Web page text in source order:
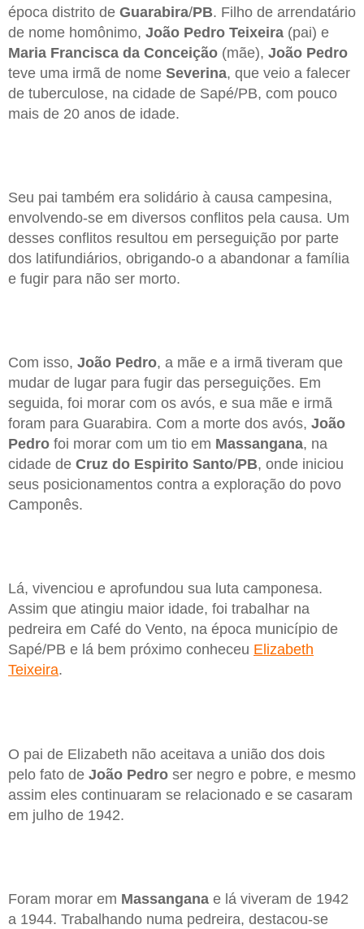
época distrito de Guarabira/PB. Filho de arrendatário
de nome homônimo, João Pedro Teixeira (pai) e
Maria Francisca da Conceição (mãe), João Pedro
teve uma irmã de nome Severina, que veio a falecer
de tuberculose, na cidade de Sapé/PB, com pouco
mais de 20 anos de idade.
Seu pai também era solidário à causa campesina,
envolvendo-se em diversos conflitos pela causa. Um
desses conflitos resultou em perseguição por parte
dos latifundiários, obrigando-o a abandonar a família
e fugir para não ser morto.
Com isso, João Pedro, a mãe e a irmã tiveram que
mudar de lugar para fugir das perseguições. Em
seguida, foi morar com os avós, e sua mãe e irmã
foram para Guarabira. Com a morte dos avós, João
Pedro foi morar com um tio em Massangana, na
cidade de Cruz do Espirito Santo/PB, onde iniciou
seus posicionamentos contra a exploração do povo
Camponês.
Lá, vivenciou e aprofundou sua luta camponesa.
Assim que atingiu maior idade, foi trabalhar na
pedreira em Café do Vento, na época município de
Sapé/PB e lá bem próximo conheceu Elizabeth
Teixeira.
O pai de Elizabeth não aceitava a união dos dois
pelo fato de João Pedro ser negro e pobre, e mesmo
assim eles continuaram se relacionado e se casaram
em julho de 1942.
Foram morar em Massangana e lá viveram de 1942
a 1944. Trabalhando numa pedreira, destacou-se